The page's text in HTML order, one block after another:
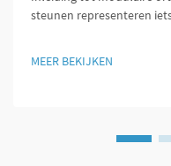
steunen representeren
MEER BEKIJKEN